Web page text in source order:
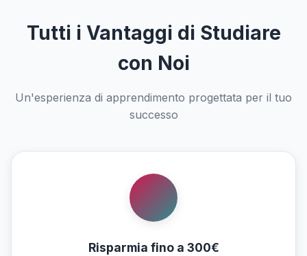
Tutti i Vantaggi di Studiare
con Noi
Un'esperienza di apprendimento progettata per il tuo
successo
Risparmia fino a 300€